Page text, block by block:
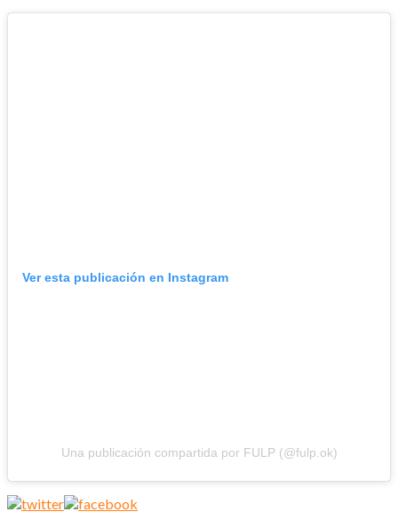
Ver esta publicación en Instagram
Una publicación compartida por FULP (@fulp.ok)